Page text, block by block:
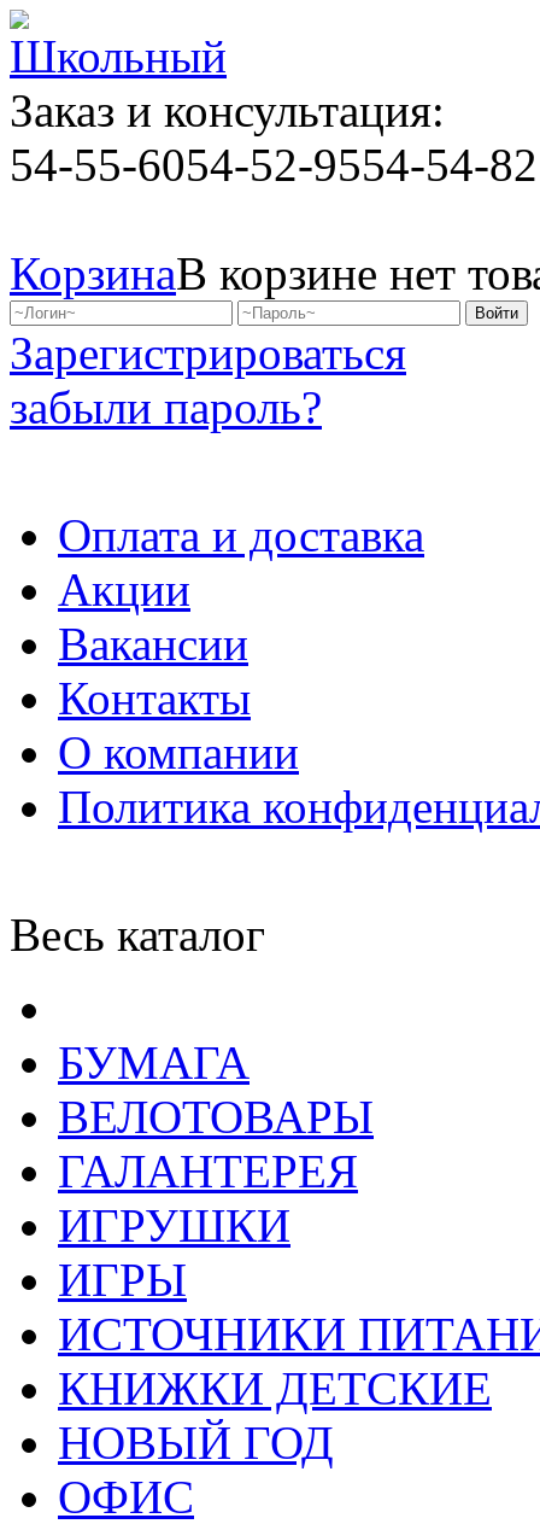
Заказ и консультация:
54-55-6054-52-9554-54-82
КорзинаВ корзине нет
Зарегистрироваться
забыли пароль?
Оплата и доставка
Акции
Вакансии
Контакты
О компании
Политика
Весь каталог
БУМАГА
ВЕЛОТОВАРЫ
ГАЛАНТЕРЕЯ
ИГРУШКИ
ИГРЫ
ИСТОЧНИКИ
КНИЖКИ ДЕТСКИЕ
НОВЫЙ ГОД
ОФИС